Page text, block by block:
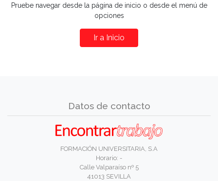
Pruebe navegar desde la página de inicio o desde el menú de
opciones
Ir a Inicio
Datos de contacto
FORMACIÓN UNIVERSITARIA, S.A
Horario: -
Calle Valparaíso nº 5
41013 SEVILLA